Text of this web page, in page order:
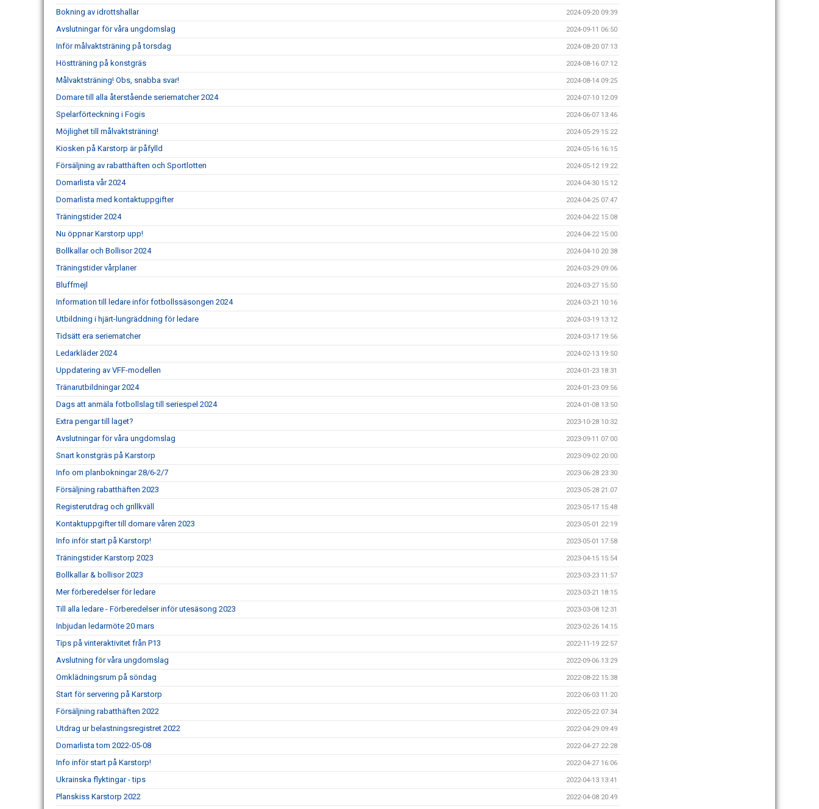
Bokning av idrottshallar 2024-09-20 09:39
Avslutningar för våra ungdomslag 2024-09-11 06:50
Inför målvaktsträning på torsdag 2024-08-20 07:13
Höstträning på konstgräs 2024-08-16 07:12
Målvaktsträning! Obs, snabba svar! 2024-08-14 09:25
Domare till alla återstående seriematcher 2024 2024-07-10 12:09
Spelarförteckning i Fogis 2024-06-07 13:46
Möjlighet till målvaktsträning! 2024-05-29 15:22
Kiosken på Karstorp är påfylld 2024-05-16 16:15
Försäljning av rabatthäften och Sportlotten 2024-05-12 19:22
Domarlista vår 2024 2024-04-30 15:12
Domarlista med kontaktuppgifter 2024-04-25 07:47
Träningstider 2024 2024-04-22 15:08
Nu öppnar Karstorp upp! 2024-04-22 15:00
Bollkallar och Bollisor 2024 2024-04-10 20:38
Träningstider vårplaner 2024-03-29 09:06
Bluffmejl 2024-03-27 15:50
Information till ledare inför fotbollssäsongen 2024 2024-03-21 10:16
Utbildning i hjärt-lungräddning för ledare 2024-03-19 13:12
Tidsätt era seriematcher 2024-03-17 19:56
Ledarkläder 2024 2024-02-13 19:50
Uppdatering av VFF-modellen 2024-01-23 18:31
Tränarutbildningar 2024 2024-01-23 09:56
Dags att anmäla fotbollslag till seriespel 2024 2024-01-08 13:50
Extra pengar till laget? 2023-10-28 10:32
Avslutningar för våra ungdomslag 2023-09-11 07:00
Snart konstgräs på Karstorp 2023-09-02 20:00
Info om planbokningar 28/6-2/7 2023-06-28 23:30
Försäljning rabatthäften 2023 2023-05-28 21:07
Registerutdrag och grillkväll 2023-05-17 15:48
Kontaktuppgifter till domare våren 2023 2023-05-01 22:19
Info inför start på Karstorp! 2023-05-01 17:58
Träningstider Karstorp 2023 2023-04-15 15:54
Bollkallar & bollisor 2023 2023-03-23 11:57
Mer förberedelser för ledare 2023-03-21 18:15
Till alla ledare - Förberedelser inför utesäsong 2023 2023-03-08 12:31
Inbjudan ledarmöte 20 mars 2023-02-26 14:15
Tips på vinteraktivitet från P13 2022-11-19 22:57
Avslutning för våra ungdomslag 2022-09-06 13:29
Omklädningsrum på söndag 2022-08-22 15:38
Start för servering på Karstorp 2022-06-03 11:20
Försäljning rabatthäften 2022 2022-05-22 07:34
Utdrag ur belastningsregistret 2022 2022-04-29 09:49
Domarlista tom 2022-05-08 2022-04-27 22:28
Info inför start på Karstorp! 2022-04-27 16:06
Ukrainska flyktingar - tips 2022-04-13 13:41
Planskiss Karstorp 2022 2022-04-08 20:49